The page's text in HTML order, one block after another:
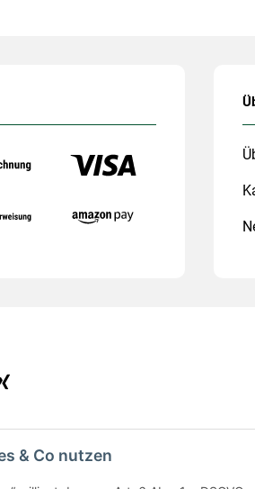
& Co nutzen